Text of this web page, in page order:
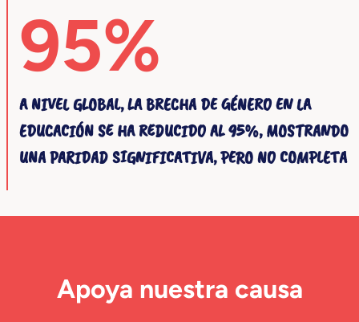
95%
A NIVEL GLOBAL, LA BRECHA DE GÉNERO EN LA
EDUCACIÓN SE HA REDUCIDO AL 95%, MOSTRANDO
UNA PARIDAD SIGNIFICATIVA, PERO NO COMPLETA
Apoya nuestra causa